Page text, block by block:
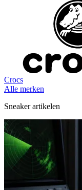
Crocs
Alle merken
Sneaker artikelen